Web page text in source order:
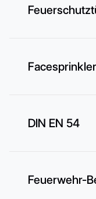
Facesprinkler
DIN EN 54
Feuerwehr-